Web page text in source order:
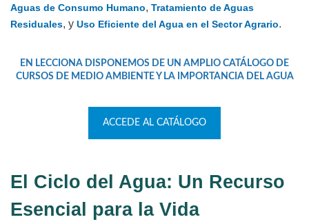
Aguas de Consumo Humano, Tratamiento de Aguas
Residuales, y Uso Eficiente del Agua en el Sector Agrario.
EN LECCIONA DISPONEMOS DE UN AMPLIO CATÁLOGO DE
CURSOS DE MEDIO AMBIENTE Y LA IMPORTANCIA DEL AGUA
ACCEDE AL CATÁLOGO
El Ciclo del Agua: Un Recurso
Esencial para la Vida